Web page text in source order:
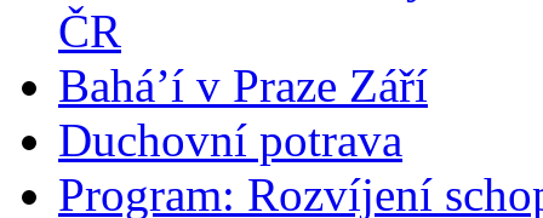
ČR
Bahá’í v Praze Září
Duchovní potrava
Program: Rozvíjení